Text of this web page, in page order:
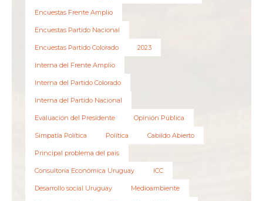
Encuestas Frente Amplio
Encuestas Partido Nacional
Encuestas Partido Colorado 2023
Interna del Frente Amplio
Interna del Partido Colorado
Interna del Partido Nacional
Evaluación del Presidente Opinión Pública
Simpatía Política Política Cabildo Abierto
Principal problema del país
Consultoría Económica Uruguay ICC
Desarrollo social Uruguay Medioambiente